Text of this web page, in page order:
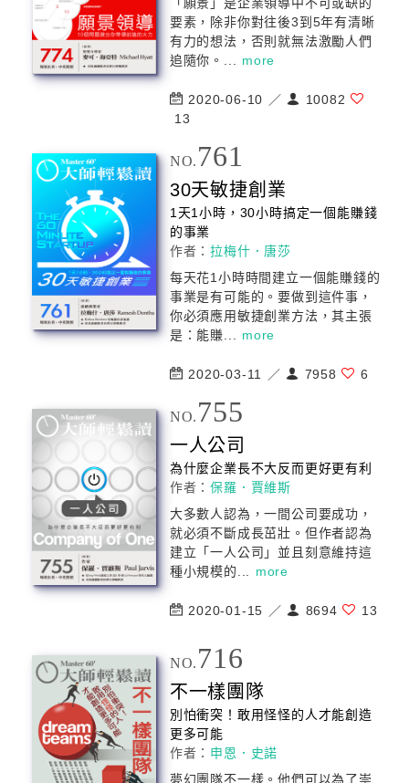
要素，除非你對往後3到5年有清晰
有力的想法，否則就無法激勵人們
追隨你。... more
2020-06-10 ／
10082
13
NO. 761
30天敏捷創業
1天1小時，30小時搞定一個能賺錢
的事業
作者：拉梅什．唐莎
每天花1小時時間建立一個能賺錢的
事業是有可能的。要做到這件事，
你必須應用敏捷創業方法，其主張
是：能賺... more
2020-03-11 ／ 7958 6
NO. 755
一人公司
為什麼企業長不大反而更好更有利
作者：保羅．賈維斯
大多數人認為，一間公司要成功，
就必須不斷成長茁壯。但作者認為
建立「一人公司」並且刻意維持這
種小規模的... more
2020-01-15 ／ 8694 13
NO. 716
不一樣團隊
別怕衝突！敢用怪怪的人才能創造
更多可能
作者： 申恩．史諾
夢幻團隊不一樣。他們可以為了崇